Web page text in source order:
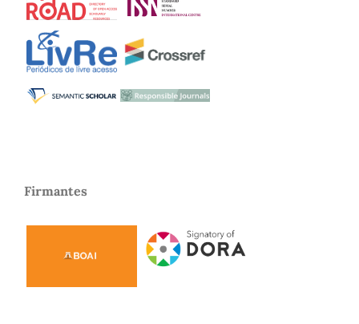
Firmantes